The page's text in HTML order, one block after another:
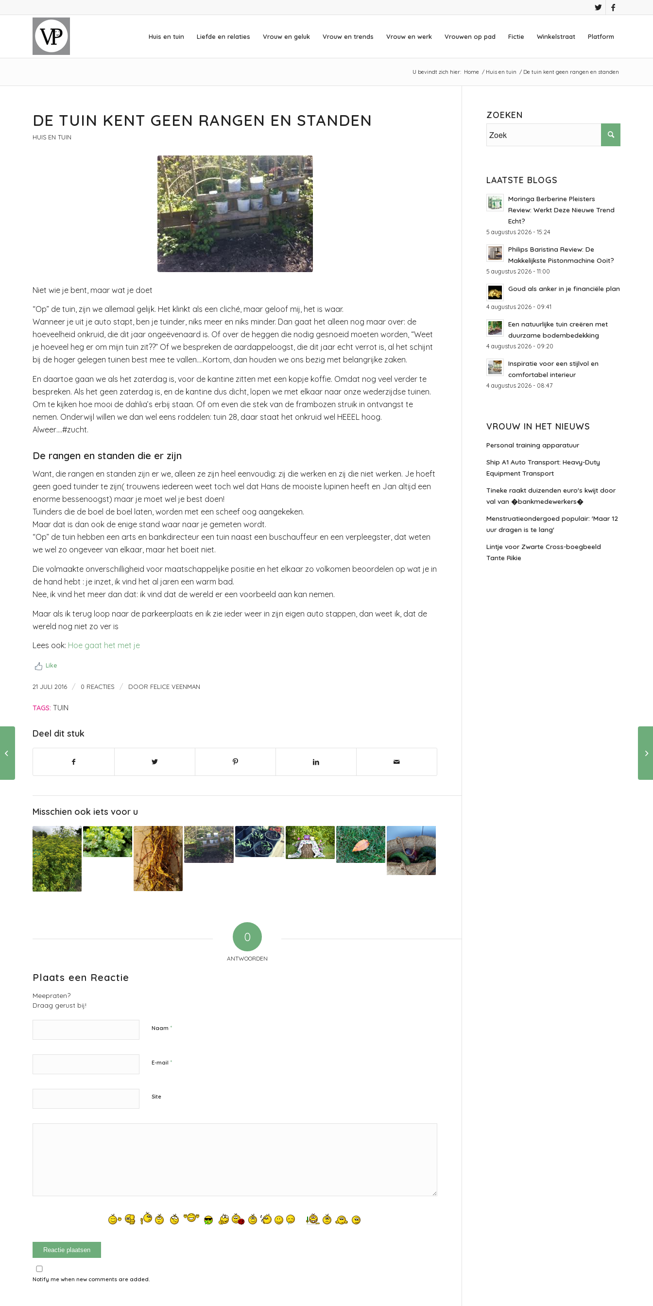
Huis en tuin Liefde en relaties Vrouw en geluk Vrouw en trends Vrouw en werk Vrouwen op pad Fictie Winkelstraat Platform
U bevindt zich hier: Home / Huis en tuin / De tuin kent geen rangen en standen
DE TUIN KENT GEEN RANGEN EN STANDEN
HUIS EN TUIN
Niet wie je bent, maar wat je doet
“Op” de tuin, zijn we allemaal gelijk. Het klinkt als een cliché, maar geloof mij, het is waar.
Wanneer je uit je auto stapt, ben je tuinder, niks meer en niks minder. Dan gaat het alleen nog maar over: de
hoeveelheid onkruid, die dit jaar ongeëvenaard is. Of over de heggen die nodig gesnoeid moeten worden, “Weet
je hoeveel heg er om mijn tuin zit??” Of we bespreken de aardappeloogst, die dit jaar echt verrot is, al het schijnt
bij de hoger gelegen tuinen best mee te vallen.…Kortom, dan houden we ons bezig met belangrijke zaken.
En daartoe gaan we als het zaterdag is, voor de kantine zitten met een kopje koffie. Omdat nog veel verder te
bespreken. Als het geen zaterdag is, en de kantine dus dicht, lopen we met elkaar naar onze wederzijdse tuinen.
Om te kijken hoe mooi de dahlia’s erbij staan. Of om even die stek van de frambozen struik in ontvangst te
nemen. Onderwijl willen we dan wel eens roddelen: tuin 28, daar staat het onkruid wel HEEEL hoog.
Alweer….#zucht.
De rangen en standen die er zijn
Want, die rangen en standen zijn er we, alleen ze zijn heel eenvoudig: zij die werken en zij die niet werken. Je hoeft
geen goed tuinder te zijn( trouwens iedereen weet toch wel dat Hans de mooiste lupinen heeft en Jan altijd een
enorme bessenoogst) maar je moet wel je best doen!
Tuinders die de boel de boel laten, worden met een scheef oog aangekeken.
Maar dat is dan ook de enige stand waar naar je gemeten wordt.
“Op” de tuin hebben een arts en bankdirecteur een tuin naast een buschauffeur en een verpleegster, dat weten
we wel zo ongeveer van elkaar, maar het boeit niet.
Die volmaakte onverschilligheid voor maatschappelijke positie en het elkaar zo volkomen beoordelen op wat je in
de hand hebt : je inzet, ik vind het al jaren een warm bad.
Nee, ik vind het meer dan dat: ik vind dat de wereld er een voorbeeld aan kan nemen.
Maar als ik terug loop naar de parkeerplaats en ik zie ieder weer in zijn eigen auto stappen, dan weet ik, dat de
wereld nog niet zo ver is
Lees ook: Hoe gaat het met je
Like
21 JULI 2016 / 0 REACTIES / DOOR FELICE VEENMAN
TAGS: TUIN
Deel dit stuk
Misschien ook iets voor u
0
ANTWOORDEN
Plaats een Reactie
Meepraten?
Draag gerust bij!
Naam *
E-mail *
Site
Notify me when new comments are added.
ZOEKEN
LAATSTE BLOGS
Moringa Berberine Pleisters
Review: Werkt Deze Nieuwe Trend
Echt?
5 augustus 2026 - 15:24
Philips Baristina Review: De
Makkelijkste Pistonmachine Ooit?
5 augustus 2026 - 11:00
Goud als anker in je financiële plan
4 augustus 2026 - 09:41
Een natuurlijke tuin creëren met
duurzame bodembedekking
4 augustus 2026 - 09:20
Inspiratie voor een stijlvol en
comfortabel interieur
4 augustus 2026 - 08:47
VROUW IN HET NIEUWS
Personal training apparatuur
Ship A1 Auto Transport: Heavy-Duty
Equipment Transport
Tineke raakt duizenden euro's kwijt door
val van �bankmedewerkers�
Menstruatieondergoed populair: 'Maar 12
uur dragen is te lang'
Lintje voor Zwarte Cross-boegbeeld
Tante Rikie
Inspiratie voor binnen
en buiten zonwering